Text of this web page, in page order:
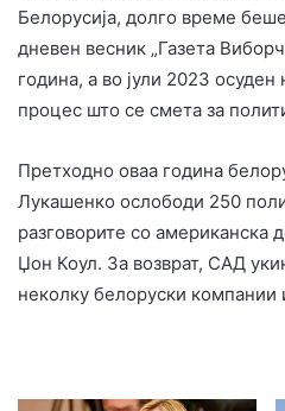
Белорусија, долго време
дневен весник „Газета
година, а во јули 2023
процес што се смета за
Претходно оваа година
Лукашенко ослободи 250
разговорите со американска
Џон Коул. За возврат, САД
неколку белоруски компании